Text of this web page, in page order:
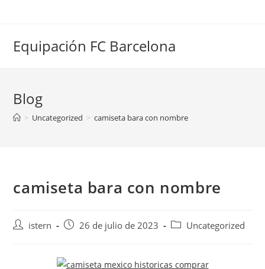
Equipación FC Barcelona
Blog
> Uncategorized > camiseta bara con nombre
camiseta bara con nombre
Autoristern
Publicación
entrada:
26 de julio de 2023
Categoría
entrada:
Uncategorized